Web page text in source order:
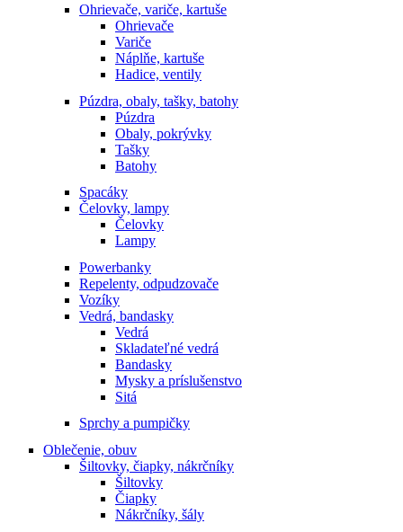
Ohrievače, variče, kartuše
Ohrievače
Variče
Náplňe, kartuše
Hadice, ventily
Púzdra, obaly, tašky, batohy
Púzdra
Obaly, pokrývky
Tašky
Batohy
Spacáky
Čelovky, lampy
Čelovky
Lampy
Powerbanky
Repelenty, odpudzovače
Vozíky
Vedrá, bandasky
Vedrá
Skladateľné vedrá
Bandasky
Mysky a príslušenstvo
Sitá
Sprchy a pumpičky
Oblečenie, obuv
Šiltovky, čiapky, nákrčníky
Šiltovky
Čiapky
Nákrčníky, šály